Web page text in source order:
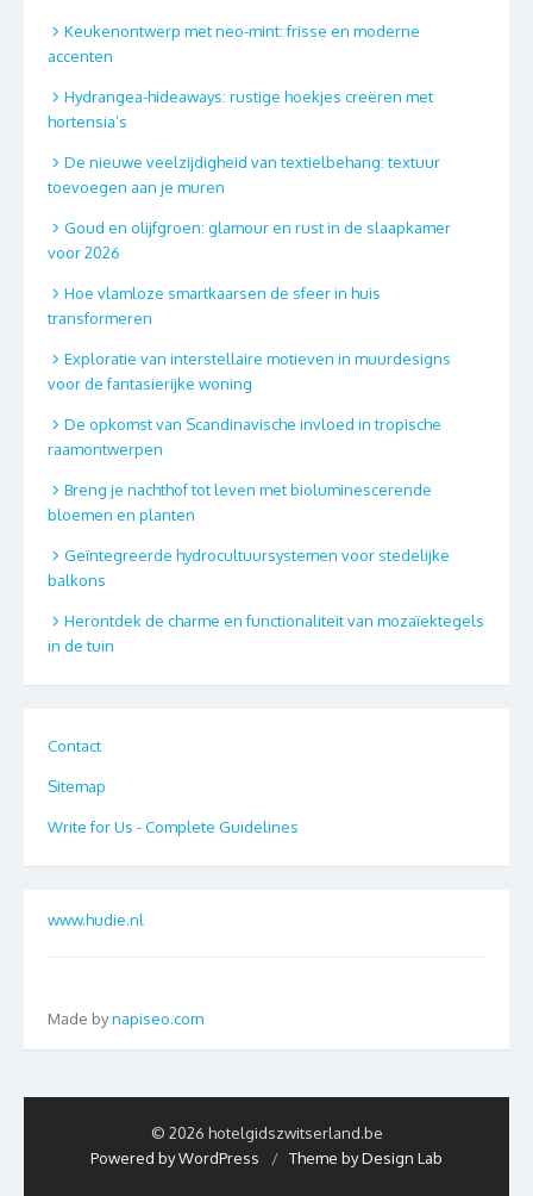
Keukenontwerp met neo-mint: frisse en moderne
accenten
Hydrangea-hideaways: rustige hoekjes creëren met
hortensia’s
De nieuwe veelzijdigheid van textielbehang: textuur
toevoegen aan je muren
Goud en olijfgroen: glamour en rust in de slaapkamer
voor 2026
Hoe vlamloze smartkaarsen de sfeer in huis
transformeren
Exploratie van interstellaire motieven in muurdesigns
voor de fantasierijke woning
De opkomst van Scandinavische invloed in tropische
raamontwerpen
Breng je nachthof tot leven met bioluminescerende
bloemen en planten
Geïntegreerde hydrocultuursystemen voor stedelijke
balkons
Herontdek de charme en functionaliteit van mozaïektegels
in de tuin
Contact
Sitemap
Write for Us - Complete Guidelines
www.hudie.nl
Made bynapiseo.com
© 2026 hotelgidszwitserland.be
Powered by WordPress
/ Theme by Design Lab